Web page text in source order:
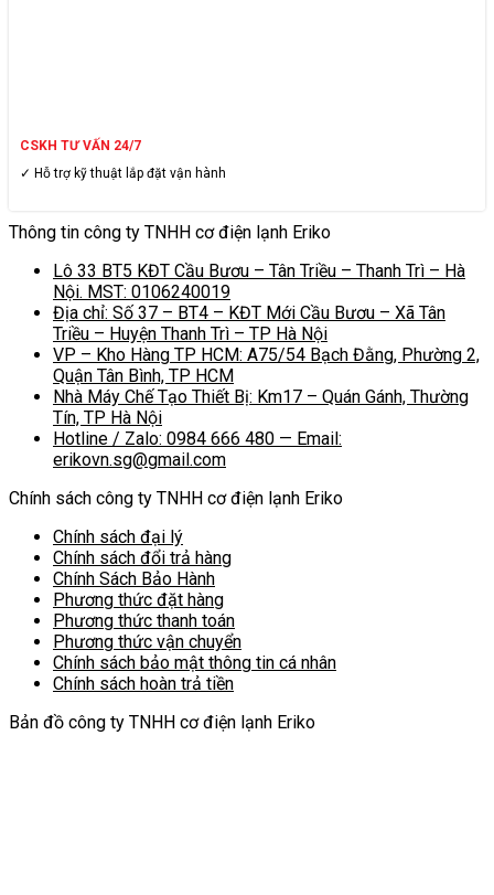
CSKH TƯ VẤN 24/7
✓ Hỗ trợ kỹ thuật lắp đặt vận hành
Thông tin công ty TNHH cơ điện lạnh Eriko
Lô 33 BT5 KĐT Cầu Bươu – Tân Triều – Thanh Trì – Hà
Nội. MST: 0106240019
Địa chỉ: Số 37 – BT4 – KĐT Mới Cầu Bươu – Xã Tân
Triều – Huyện Thanh Trì – TP Hà Nội
VP – Kho Hàng TP HCM: A75/54 Bạch Đằng, Phường 2,
Quận Tân Bình, TP HCM
Nhà Máy Chế Tạo Thiết Bị: Km17 – Quán Gánh, Thường
Tín, TP Hà Nội
Hotline / Zalo: 0984 666 480 — Email:
erikovn.sg@gmail.com
Chính sách công ty TNHH cơ điện lạnh Eriko
Chính sách đại lý
Chính sách đổi trả hàng
Chính Sách Bảo Hành
Phương thức đặt hàng
Phương thức thanh toán
Phương thức vận chuyển
Chính sách bảo mật thông tin cá nhân
Chính sách hoàn trả tiền
Bản đồ công ty TNHH cơ điện lạnh Eriko